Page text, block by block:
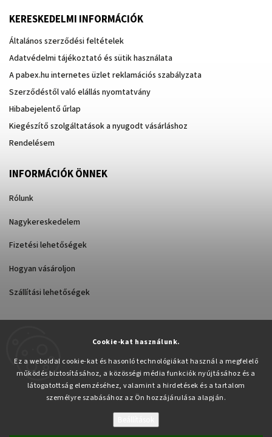
Cookie-kat használunk.
Ez a weboldal cookie-kat és hasonló technológiákat használ a megfelelő
működés biztosításához, a közösségi média funkciók nyújtásához és a
látogatottság elemzéséhez, valamint a hirdetések és a tartalom
személyre szabásához az Ön hozzájárulása alapján.
KERESKEDELMI INFORMÁCIÓK
Általános szerződési feltételek
Adatvédelmi tájékoztató és sütik használata
A pabex.hu internetes üzlet reklamációs szabályzata
Szerződéstől való elállás nyomtatvány
Hibabejelentő űrlap
Kiegészítő szolgáltatások a nyugodt vásárláshoz
Rendelésem
INFORMÁCIÓK ÖNNEK
Rólunk
Nagykereskedelem
Fizetési lehetőségek
Hogyan vásároljon
Szállítási lehetőségek
Copyright 2026Pabex.hu. Minden jog fenntartva.